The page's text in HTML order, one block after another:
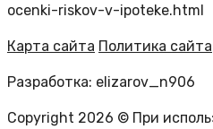
ocenki-riskov-v-ipoteke.html
Карта сайта Политика сайта
Разработка: elizarov_n906
Copyright 2026 © При